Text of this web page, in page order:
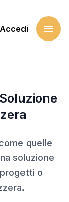
Accedi menu
quelle
soluzione
o